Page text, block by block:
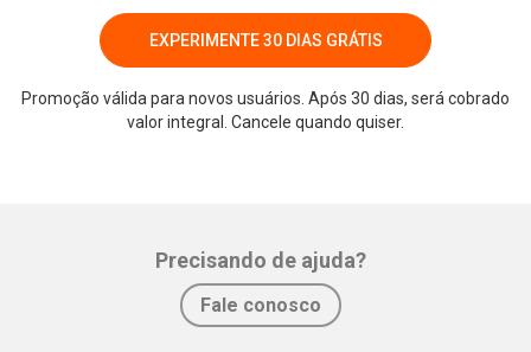
EXPERIMENTE 30 DIAS GRÁTIS
Promoção válida para novos usuários. Após 30 dias, será cobrado
valor integral. Cancele quando quiser.
Precisando de ajuda?
Fale conosco